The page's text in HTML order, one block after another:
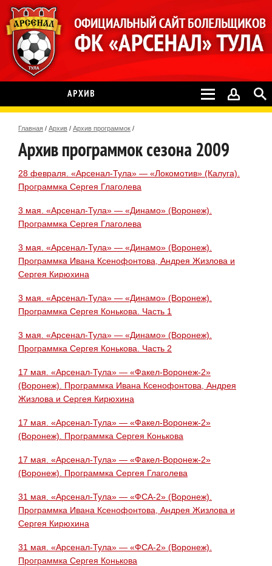
АРХИВ
Главная / Архив / Архив программок /
Архив программок сезона 2009
28 февраля. «Арсенал-Тула» — «Локомотив» (Калуга).
Программка Сергея Глаголева
3 мая. «Арсенал-Тула» — «Динамо» (Воронеж).
Программка Сергея Глаголева
3 мая. «Арсенал-Тула» — «Динамо» (Воронеж).
Программка Ивана Ксенофонтова, Андрея Жизлова и
Сергея Кирюхина
3 мая. «Арсенал-Тула» — «Динамо» (Воронеж).
Программка Сергея Конькова. Часть 1
3 мая. «Арсенал-Тула» — «Динамо» (Воронеж).
Программка Сергея Конькова. Часть 2
17 мая. «Арсенал-Тула» — «Факел-Воронеж-2»
(Воронеж). Программка Ивана Ксенофонтова, Андрея
Жизлова и Сергея Кирюхина
17 мая. «Арсенал-Тула» — «Факел-Воронеж-2»
(Воронеж). Программка Сергея Конькова
17 мая. «Арсенал-Тула» — «Факел-Воронеж-2»
(Воронеж). Программка Сергея Глаголева
31 мая. «Арсенал-Тула» — «ФСА-2» (Воронеж).
Программка Ивана Ксенофонтова, Андрея Жизлова и
Сергея Кирюхина
31 мая. «Арсенал-Тула» — «ФСА-2» (Воронеж).
Программка Сергея Конькова